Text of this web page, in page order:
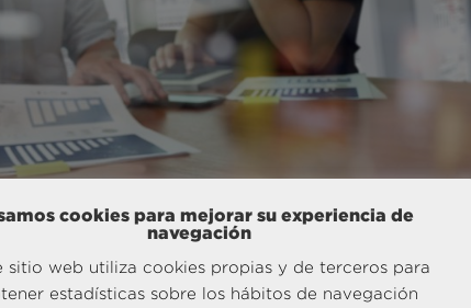
cookies para mejorar su experiencia de
navegación
sitio web utiliza cookies propias y de terceros para
estadísticas sobre los hábitos de navegación